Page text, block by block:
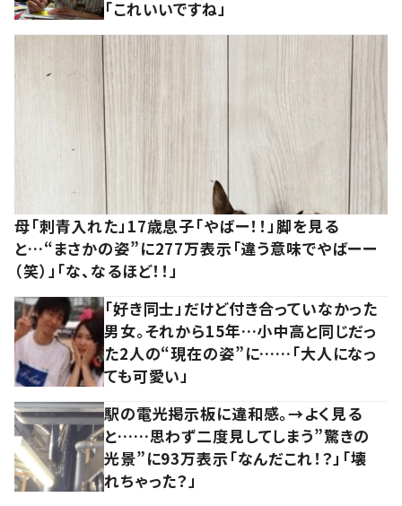
「これいいですね」
母「刺青入れた」17歳息子「やばー！！」脚を見る
と…“まさかの姿”に277万表示「違う意味でやばーー
（笑）」「な、なるほど！！」
「好き同士」だけど付き合っていなかった
男女。それから15年…小中高と同じだっ
た2人の“現在の姿”に……「大人になっ
ても可愛い」
駅の電光掲示板に違和感。→よく見る
と……思わず二度見してしまう”驚きの
光景”に93万表示「なんだこれ！？」「壊
れちゃった？」